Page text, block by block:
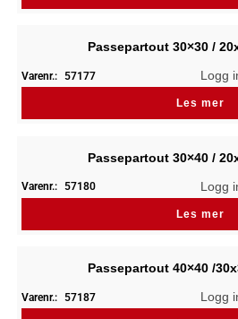
Passepartout 30×30 /
Varenr.: 57177 Logg
Les mer
Passepartout 30×40 /
Varenr.: 57180 Logg
Les mer
Passepartout 40×40 /
Varenr.: 57187 Logg